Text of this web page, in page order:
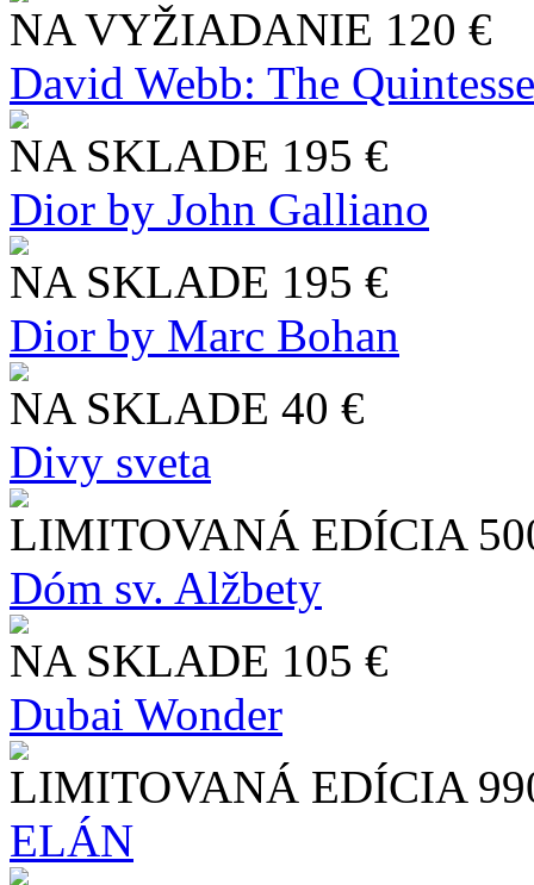
NA VYŽIADANIE 120 €
David Webb: The
NA SKLADE 195 €
Dior by John Galliano
NA SKLADE 195 €
Dior by Marc Bohan
NA SKLADE 40 €
Divy sveta
LIMITOVANÁ EDÍCIA
Dóm sv. Alžbety
NA SKLADE 105 €
Dubai Wonder
LIMITOVANÁ EDÍCIA
ELÁN